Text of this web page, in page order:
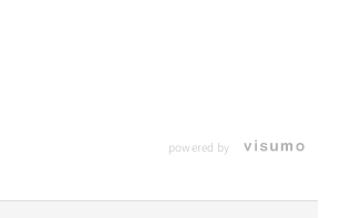
powered by